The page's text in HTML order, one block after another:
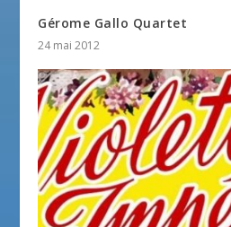
Gérome Gallo Quartet
24 mai 2012